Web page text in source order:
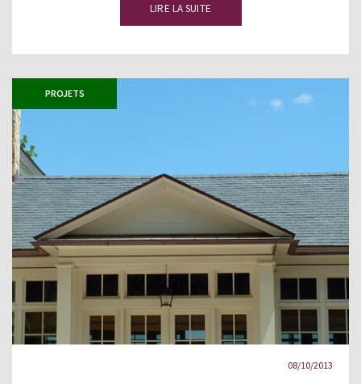
LIRE LA SUITE
PROJETS
08/10/2013